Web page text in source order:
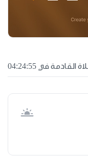
القادمة في 04:24:55